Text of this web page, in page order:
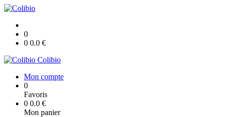
0
0 0.0 €
Colibio
Mon compte
0
Favoris
0 0.0 €
Mon panier